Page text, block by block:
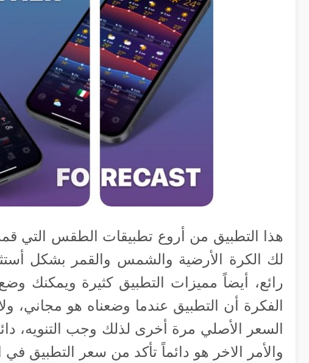
هذا التطبيق من أروع تطبيقات الطقس التي
لك الكرة الأرضية والشمس والقمر بشكل
رائع، أيضاً مميزات التطبيق كثيرة ويمكنك
الفكرة أن التطبيق عندما وضعناه هو
السعر الأصلي مرة أخرى لذلك وجب التنويه،
والأمر الاخر هو دائماً تأكد من سعر التطبيق في